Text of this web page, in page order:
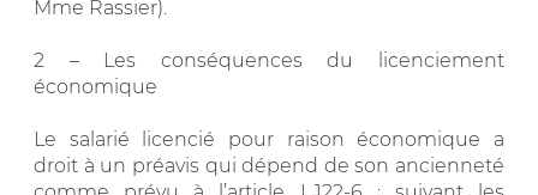
Mme Rassier).
2 – Les conséquences du licenciement
économique
Le salarié licencié pour raison économique a
droit à un préavis qui dépend de son ancienneté